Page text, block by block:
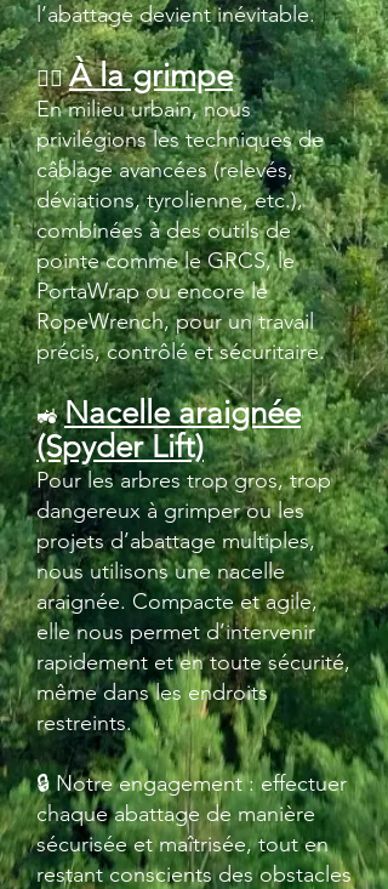
l’abattage devient inévitable.
🧗‍♂️À la grimpe
En milieu urbain, nous
privilégions les techniques de
câblage avancées (relevés,
déviations, tyrolienne, etc.),
combinées à des outils de
pointe comme le GRCS, le
PortaWrap ou encore le
RopeWrench, pour un travail
précis, contrôlé et sécuritaire.
🚜Nacelle araignée
(Spyder Lift)
Pour les arbres trop gros, trop
dangereux à grimper ou les
projets d’abattage multiples,
nous utilisons une nacelle
araignée. Compacte et agile,
elle nous permet d’intervenir
rapidement et en toute sécurité,
même dans les endroits
restreints.
🔒 Notre engagement : effectuer
chaque abattage de manière
sécurisée et maîtrisée, tout en
restant conscients des obstacles